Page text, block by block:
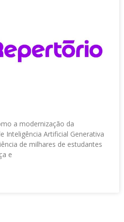
a modernização da
Inteligência Artificial Generativa
de milhares de estudantes
e